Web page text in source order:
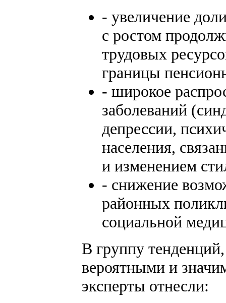
- увеличение
с ростом
трудовых
границы
- широкое
заболеваний
депрессии,
населения,
и изменением
- снижение
районных
социальной
В группу
вероятными и
эксперты отнесли: